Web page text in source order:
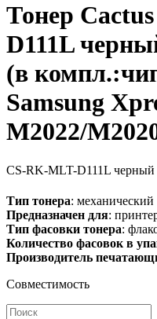
Тонер
D111L
(в
Samsung
M2022/
CS-RK-MLT-D111L черный
Тип тонера: механический
Предназначен для:
Тип фасовки тонера:
Количество фасовок в
Производитель
Совместимость